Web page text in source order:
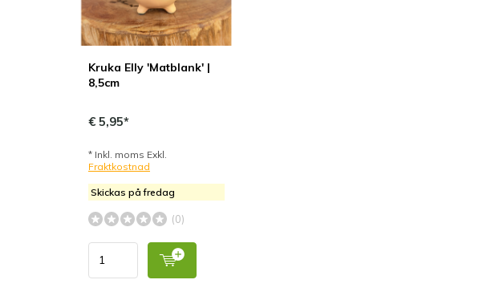
Kruka Elly 'Matblank' |
8,5cm
€ 5,95*
* Inkl. moms Exkl.
Fraktkostnad
Skickas på fredag
(0)